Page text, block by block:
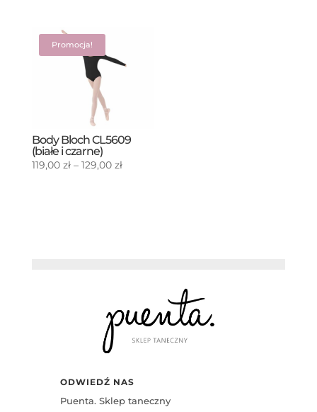
179,00 zł
Promocja!
Body Bloch CL5609
(białe i czarne)
119,00 zł – 129,00 złZakres
ODWIEDŹ NAS
Puenta. Sklep taneczny